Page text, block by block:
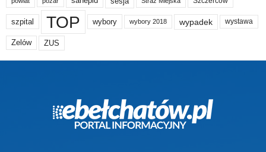
szpital TOP wybory wybory 2018 wypadek wystawa
Zelów ZUS